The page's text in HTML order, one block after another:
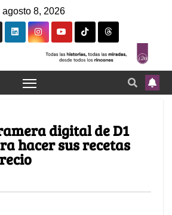
agosto 8, 2026
digital de D1
hacer sus recetas